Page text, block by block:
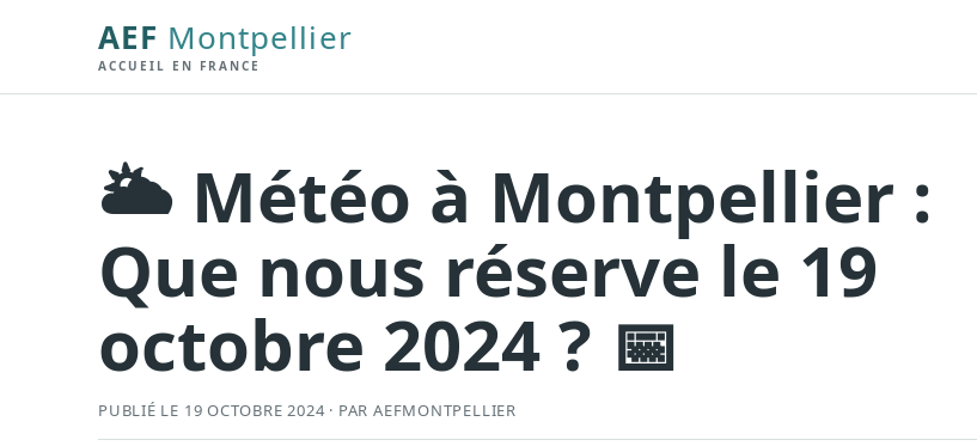
AEF Montpellier
ACCUEIL EN FRANCE
🌥️ Météo à Montpellier :
Que nous réserve le 19
octobre 2024 ? 📅
PUBLIÉ LE 19 OCTOBRE 2024 · PAR AEFMONTPELLIER